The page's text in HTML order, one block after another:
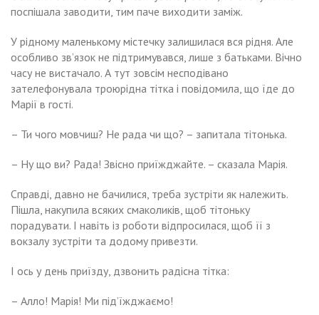
поспішала заводити, тим паче виходити заміж.
У рідному маленькому містечку залишилася вся рідня. Але
особливо зв’язок не підтримувався, лише з батьками. Вічно
часу не вистачало. А тут зовсім несподівано
зателефонувала троюрідна тітка і повідомила, що їде до
Марії в гості.
– Ти чого мовчиш? Не рада чи що? – запитала тітонька.
– Ну що ви? Рада! Звісно приїжджайте. – сказала Марія.
Справді, давно не бачилися, треба зустріти як належить.
Пішла, накупила всяких смаколиків, щоб тітоньку
порадувати. І навіть із роботи відпросилася, щоб її з
вокзалу зустріти та додому привезти.
І ось у день приїзду, дзвонить радісна тітка:
– Алло! Марія! Ми під’їжджаємо!